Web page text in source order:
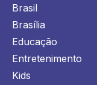
Brasil
Brasília
Educação
Entretenimento
Kids